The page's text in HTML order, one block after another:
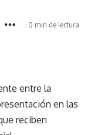
0 min de lectura
entre la
en las
reciben